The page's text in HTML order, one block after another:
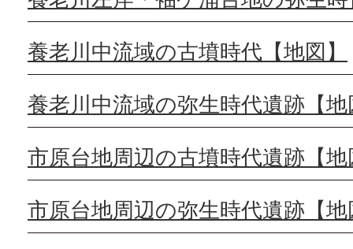
養老川中流域の古墳時代【地図】
養老川中流域の弥生時代遺跡【地
市原台地周辺の古墳時代遺跡【地
市原台地周辺の弥生時代遺跡【地